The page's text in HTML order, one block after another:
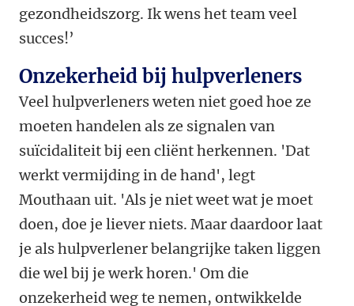
gezondheidszorg. Ik wens het team veel
succes!’
Onzekerheid bij hulpverleners
Veel hulpverleners weten niet goed hoe ze
moeten handelen als ze signalen van
suïcidaliteit bij een cliënt herkennen. 'Dat
werkt vermijding in de hand', legt
Mouthaan uit. 'Als je niet weet wat je moet
doen, doe je liever niets. Maar daardoor laat
je als hulpverlener belangrijke taken liggen
die wel bij je werk horen.' Om die
onzekerheid weg te nemen, ontwikkelde